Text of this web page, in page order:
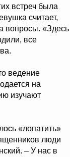
встреч была
считает,
вопросы. «Здесь
все
ведение
на
изучают
«лопатить»
люди
– У нас в